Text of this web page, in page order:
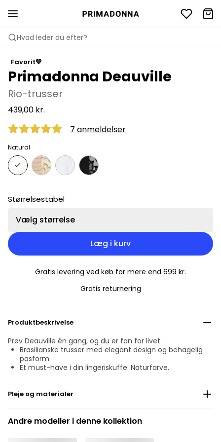
Hvad leder du efter?
Favorit💙
Primadonna Deauville
Rio-trusser
439,00 kr.
7 anmeldelser
Natural
Størrelsestabel
Vælg størrelse
Læg i kurv
Gratis levering ved køb for mere end 699 kr.
Gratis returnering
Produktbeskrivelse
Prøv Deauville én gang, og du er fan for livet.
Brasilianske trusser med elegant design og behagelig
pasform.
Et must-have i din lingeriskuffe: Naturfarve.
Pleje og materialer
Må ikke renses professionelt
Må ikke tørretumbles
Andre modeller i denne kollektion